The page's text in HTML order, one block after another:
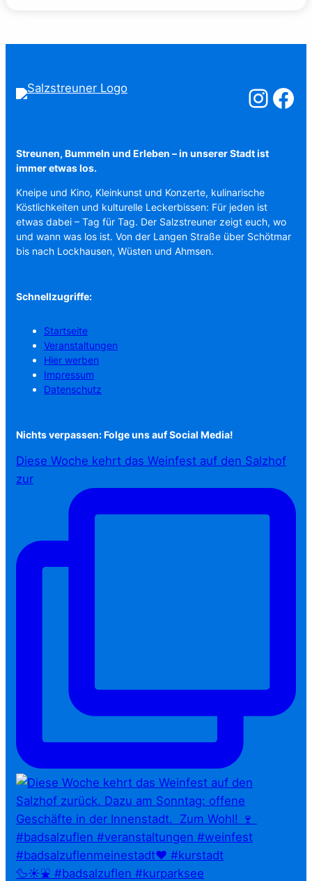
Salzstreuner
Streunen, Bummeln und Erleben – in unserer Stadt ist
immer etwas los.
Kneipe und Kino, Kleinkunst und Konzerte, kulinarische
Köstlichkeiten und kulturelle Leckerbissen: Für jeden ist
etwas dabei – Tag für Tag. Der Salzstreuner zeigt euch, wo
und wann was los ist. Von der Langen Straße über Schötmar
bis nach Lockhausen, Wüsten und Ahmsen.
Schnellzugriffe:
Startseite
Veranstaltungen
Hier werben
Impressum
Datenschutz
Nichts verpassen: Folge uns auf Social Media!
Diese Woche kehrt das Weinfest auf den Salzhof
zur
🦆☀️⛲ #badsalzuflen #kurparksee